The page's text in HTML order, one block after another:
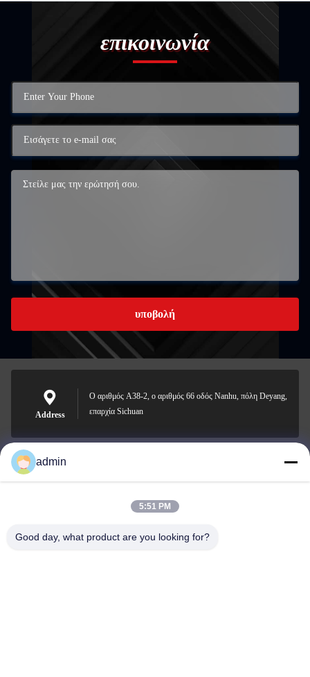
επικοινωνία
υποβολή
Address
Ο αριθμός A38-2, ο αριθμός 66 οδός Nanhu, πόλη Deyang,
επαρχία Sichuan
Nero@enlaibio.com
admin
5:51 PM
Good day, what product are you looking for?